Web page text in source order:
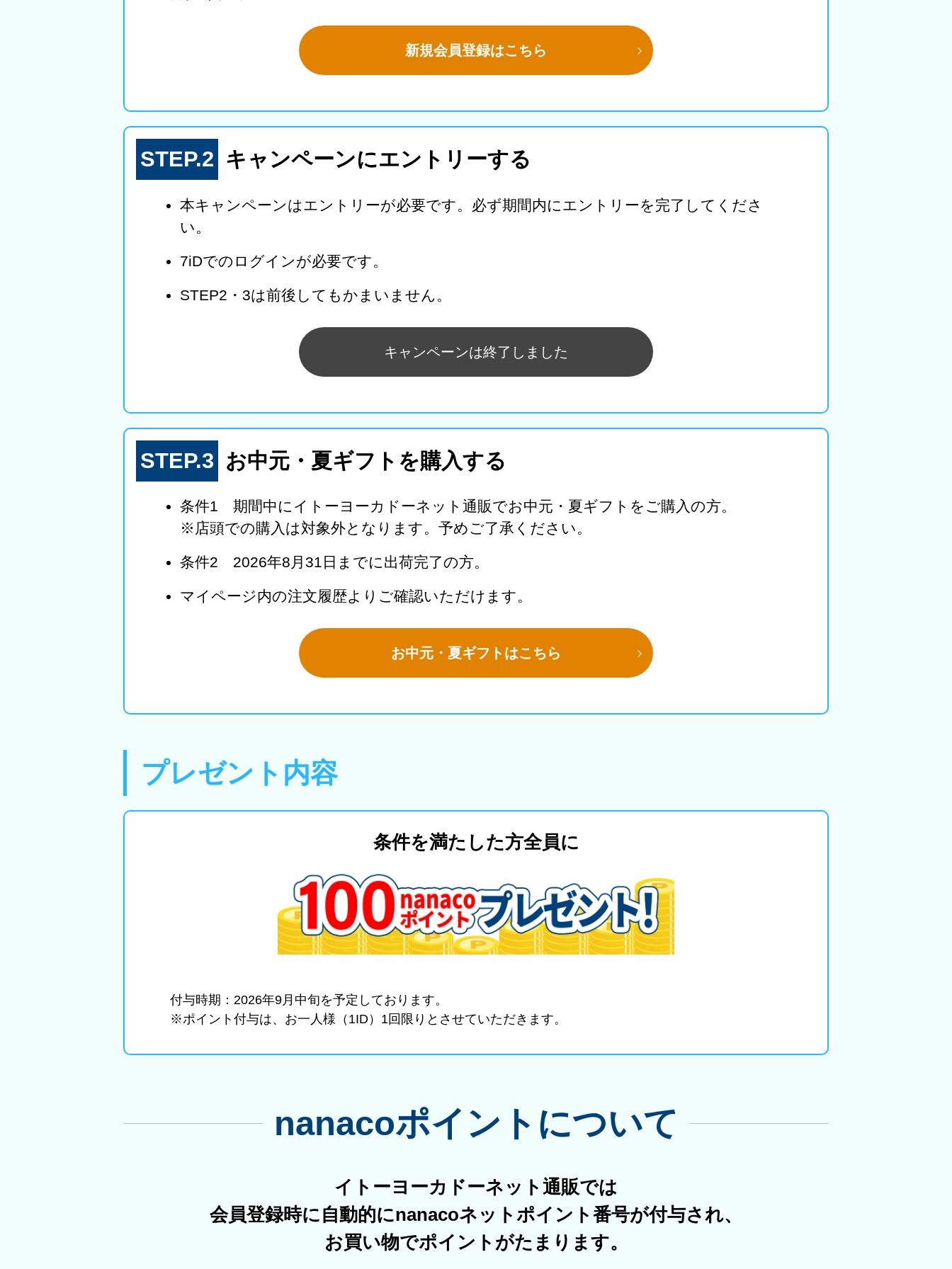
新規会員登録はこちら
STEP.2 キャンペーンにエントリーする
本キャンペーンはエントリーが必要です。必ず期間内にエントリーを完了してくださ
い。
7iDでのログインが必要です。
STEP2・3は前後してもかまいません。
キャンペーンは終了しました
STEP.3 お中元・夏ギフトを購入する
条件1 期間中にイトーヨーカドーネット通販でお中元・夏ギフトをご購入の方。
※店頭での購入は対象外となります。予めご了承ください。
条件2 2026年8月31日までに出荷完了の方。
マイページ内の注文履歴よりご確認いただけます。
お中元・夏ギフトはこちら
プレゼント内容
条件を満たした方全員に
付与時期：2026年9月中旬を予定しております。
※ポイント付与は、お一人様（1ID）1回限りとさせていただきます。
nanacoポイントについて
イトーヨーカドーネット通販では
会員登録時に自動的にnanacoネットポイント番号が付与され、
お買い物でポイントがたまります。